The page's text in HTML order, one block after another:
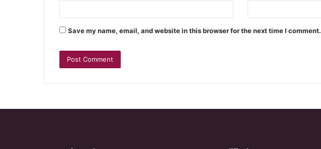
Save my name, email, and website in this browser for the next time I comment.